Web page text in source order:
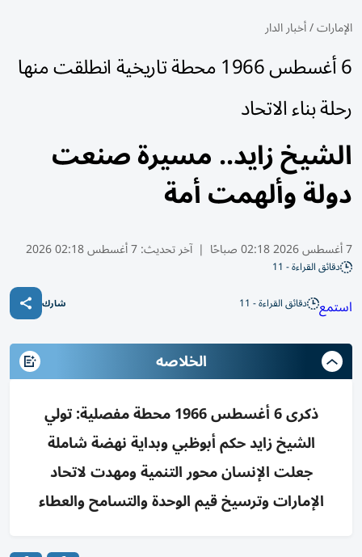
الإمارات/أخبار الدار
6 أغسطس 1966 محطة تاريخية انطلقت منها
رحلة بناء الاتحاد
الشيخ زايد.. مسيرة صنعت
دولة وألهمت أمة
7 أغسطس 2026 02:18 صباحًا | آخر تحديث:7 أغسطس 02:18 2026
دقائق القراءة - 11
استمع دقائق القراءة - 11 شارك
الخلاصه
ذكرى 6 أغسطس 1966 محطة مفصلية: تولي
الشيخ زايد حكم أبوظبي وبداية نهضة شاملة
جعلت الإنسان محور التنمية ومهدت لاتحاد
الإمارات وترسيخ قيم الوحدة والتسامح والعطاء